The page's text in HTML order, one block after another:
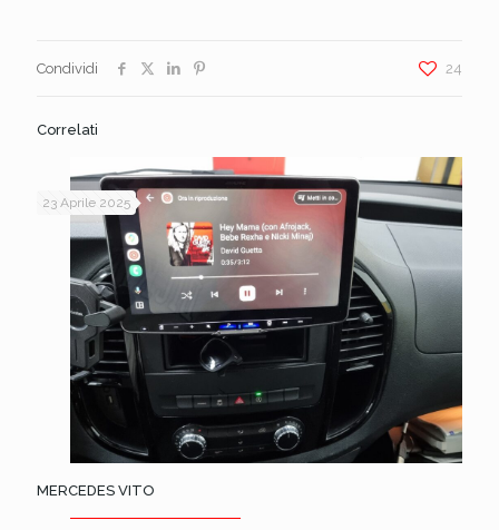
Condividi 24
Correlati
23 Aprile 2025
MERCEDES VITO